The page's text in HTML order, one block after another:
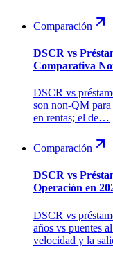
Comparación
DSCR vs
Comparativa
DSCR vs
son non-QM para
en rentas; el de…
Comparación
DSCR vs
Operación en
DSCR vs
años vs puentes
velocidad y la